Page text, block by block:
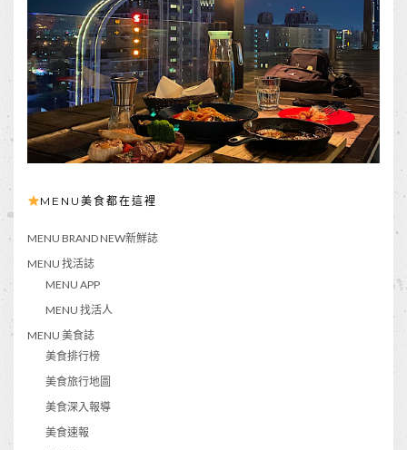
MENU美食都在這裡
MENU BRAND NEW新鮮誌
MENU 找活誌
MENU APP
MENU 找活人
MENU 美食誌
美食排行榜
美食旅行地圖
美食深入報導
美食速報